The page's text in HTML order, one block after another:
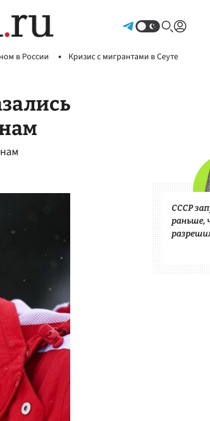
в России Кризис с мигрантами в Сеуте
СССР
раньше,